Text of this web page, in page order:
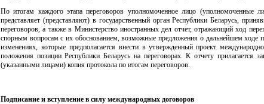
По итогам каждого этапа переговоров уполномоченное лицо (уполномоченные
представляет (представляют) в государственный орган Республики Беларусь,
переговоров, а также в Министерство иностранных дел отчет, отражающий ход
спорным вопросам с их обоснованием, возможные предложения о дальнейшем ходе
изменениях, которые предполагается внести в утвержденный проект
положения позиции Республики Беларусь на переговорах. К отчету прилагается
(указанными лицами) копия протокола по итогам переговоров.
Подписание и вступление в силу международных договоров